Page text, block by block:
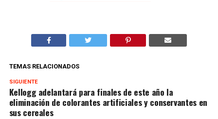
TEMAS RELACIONADOS
SIGUIENTE
Kellogg adelantará para finales de este año la
eliminación de colorantes artificiales y conservantes en
sus cereales